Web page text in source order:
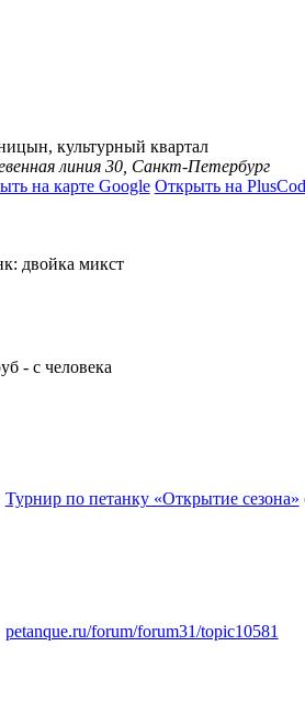
культурный квартал
линия 30, Санкт-Петербург
на карте Google Открыть на
двойка микст
- с человека
Турнир по петанку «Открытие сезона»
petanque.ru/forum/forum31/topic10581